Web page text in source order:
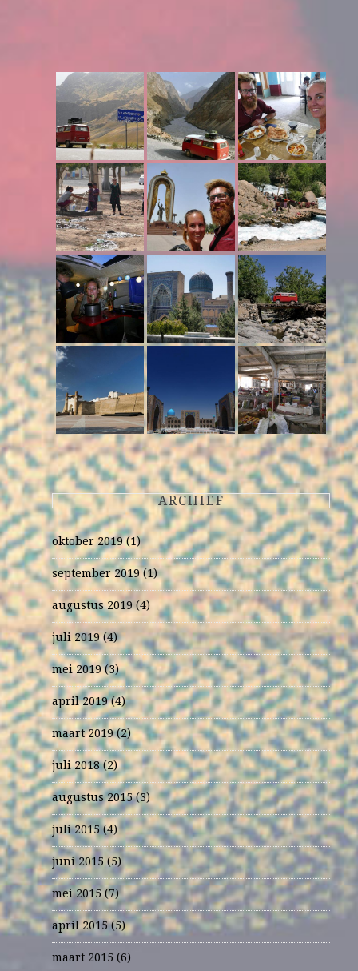
ARCHIEF
oktober 2019(1)
september 2019(1)
augustus 2019 (4)
juli 2019(4)
mei 2019(3)
april 2019(4)
maart 2019(2)
juli 2018(2)
augustus 2015(3)
juli 2015(4)
juni 2015 (5)
mei 2015(7)
april 2015(5)
maart 2015 (6)